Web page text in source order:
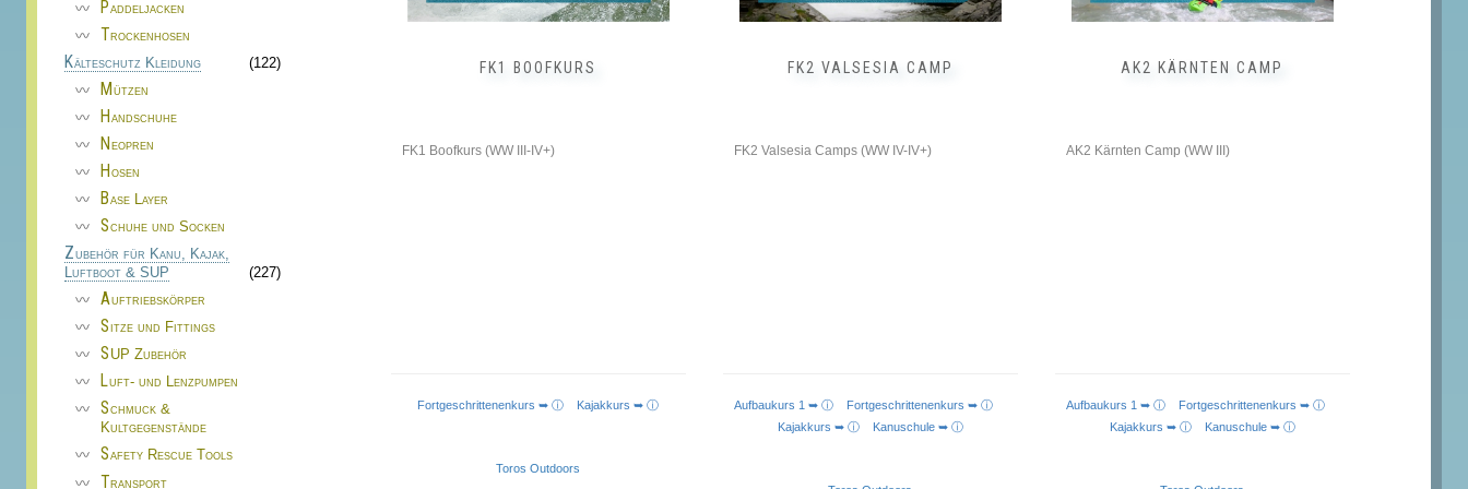
FK1 BOOFKURS
FK1 Boofkurs (WW III-IV+)
Fortgeschrittenenkurs ➥ ⓘ Kajakkurs ➥ ⓘ
Toros Outdoors
FK2 VALSESIA CAMP
FK2 Valsesia Camps (WW IV-IV+)
Aufbaukurs 1 ➥ ⓘ Fortgeschrittenenkurs ➥ ⓘ
Kajakkurs ➥ ⓘ Kanuschule ➥ ⓘ
gewählt
AK2 KÄRNTEN CAMP
AK2 Kärnten Camp (WW III)
Aufbaukurs 1 ➥ ⓘ Fortgeschrittenenkurs ➥ ⓘ
Kajakkurs ➥ ⓘ Kanuschule ➥ ⓘ
gewählt
Paddeljacken
Trockenhosen
Kälteschutz Kleidung
(122)
Mützen
Handschuhe
Neopren
Hosen
Base Layer
Schuhe und Socken
Zubehör für Kanu, Kajak,
Luftboot & SUP
(227)
Auftriebskörper
Sitze und Fittings
SUP Zubehör
Luft- und Lenzpumpen
Schmuck &
Kultgegenstände
Safety Rescue Tools
Transport